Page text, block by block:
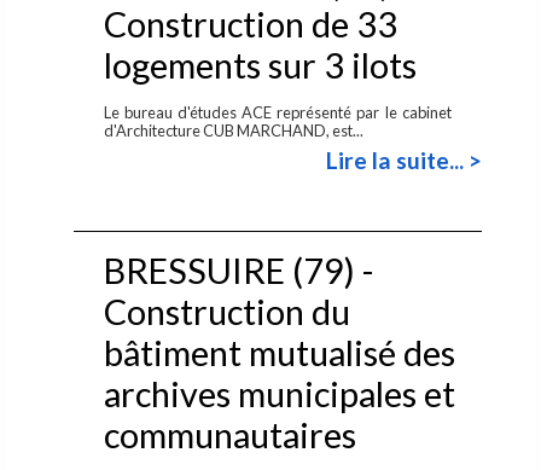
Construction de 33
logements sur 3 ilots
Le bureau d'études ACE représenté par le cabinet
d'Architecture CUB MARCHAND, est...
Lire la suite... >
BRESSUIRE (79) -
Construction du
bâtiment mutualisé des
archives municipales et
communautaires